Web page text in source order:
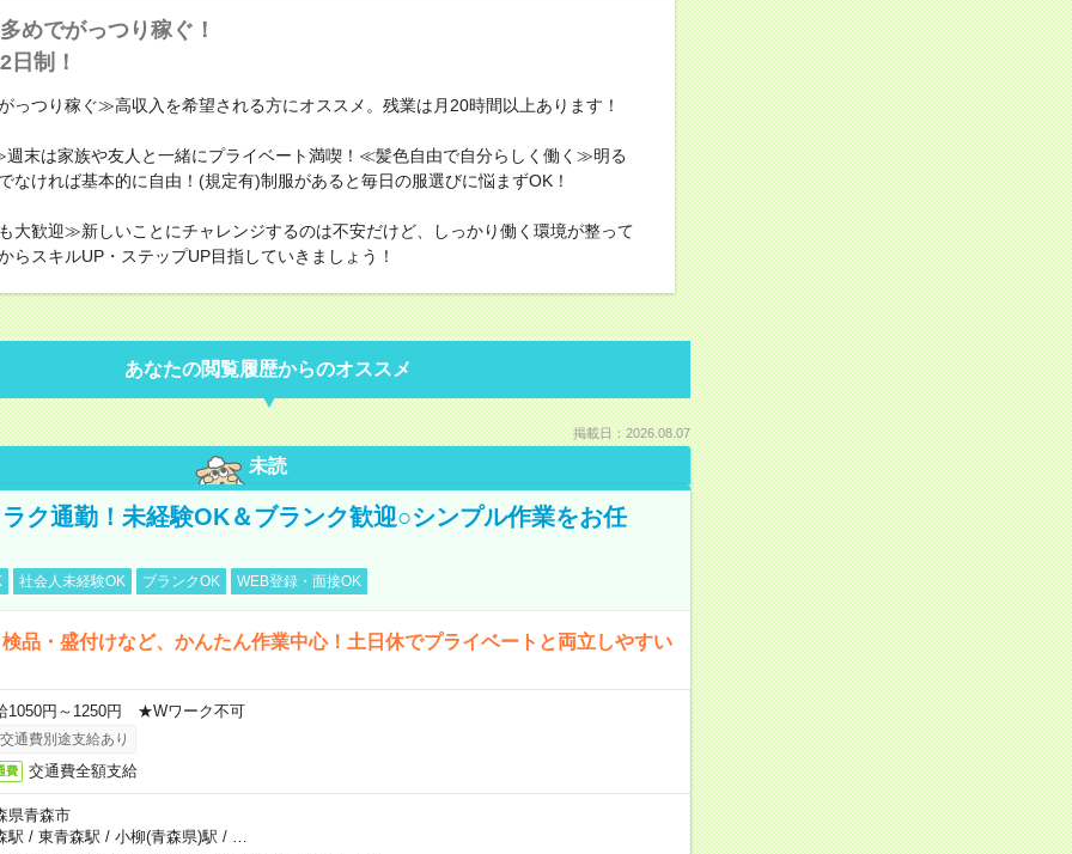
めでがっつり稼ぐ！
日制！
っつり稼ぐ≫高収入を希望される方にオススメ。残業は月20時間以上あります！
末は家族や友人と一緒にプライベート満喫！≪髪色自由で自分らしく働く≫明る
なければ基本的に自由！(規定有)制服があると毎日の服選びに悩まずOK！
大歓迎≫新しいことにチャレンジするのは不安だけど、しっかり働く環境が整って
らスキルUP・ステップUP目指していきましょう！
あなたの閲覧履歴からのオススメ
掲載日：2026.08.07
未読
ク通勤！未経験OK＆ブランク歓迎○シンプル作業をお任
社会人未経験OK ブランクOK WEB登録・面接OK
品・盛付けなど、かんたん作業中心！土日休でプライベートと両立しやすい
1050円～1250円 ★Wワーク不可
交通費別途支給あり
費 交通費全額支給
県青森市
駅 / 東青森駅 / 小柳(青森県)駅 /